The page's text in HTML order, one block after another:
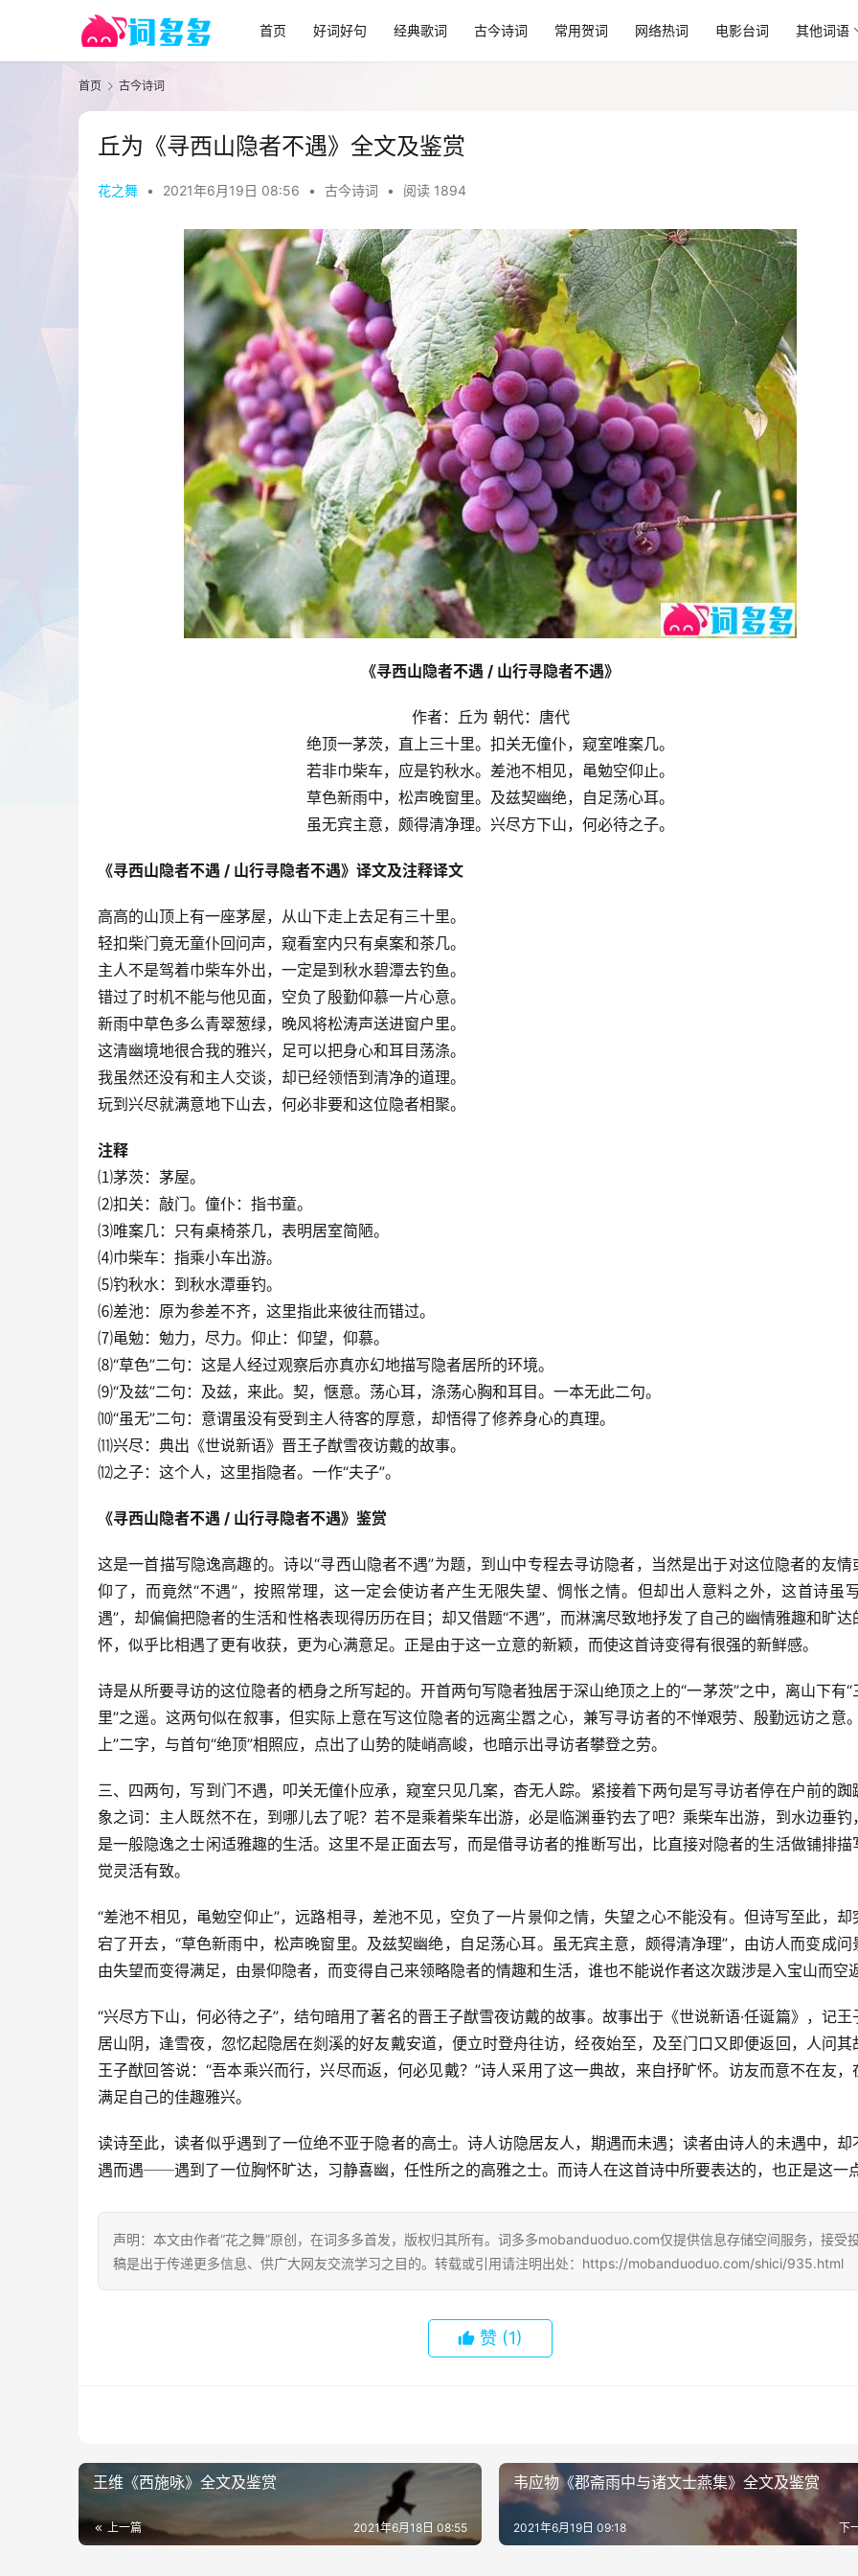
首页 好词好句 经典歌词 古今诗词 常用贺词 网络热词 电影台词 其他词语
首页 古今诗词
丘为《寻西山隐者不遇》全文及鉴赏
花之舞 • 2021年6月19日 08:56 • 古今诗词 • 阅读 1894
《寻西山隐者不遇 / 山行寻隐者不遇》
作者：丘为 朝代：唐代
绝顶一茅茨，直上三十里。扣关无僮仆，窥室唯案几。
若非巾柴车，应是钓秋水。差池不相见，黾勉空仰止。
草色新雨中，松声晚窗里。及兹契幽绝，自足荡心耳。
虽无宾主意，颇得清净理。兴尽方下山，何必待之子。
《寻西山隐者不遇 / 山行寻隐者不遇》译文及注释译文
高高的山顶上有一座茅屋，从山下走上去足有三十里。
轻扣柴门竟无童仆回问声，窥看室内只有桌案和茶几。
主人不是驾着巾柴车外出，一定是到秋水碧潭去钓鱼。
错过了时机不能与他见面，空负了殷勤仰慕一片心意。
新雨中草色多么青翠葱绿，晚风将松涛声送进窗户里。
这清幽境地很合我的雅兴，足可以把身心和耳目荡涤。
我虽然还没有和主人交谈，却已经领悟到清净的道理。
玩到兴尽就满意地下山去，何必非要和这位隐者相聚。
注释
⑴茅茨：茅屋。
⑵扣关：敲门。僮仆：指书童。
⑶唯案几：只有桌椅茶几，表明居室简陋。
⑷巾柴车：指乘小车出游。
⑸钓秋水：到秋水潭垂钓。
⑹差池：原为参差不齐，这里指此来彼往而错过。
⑺黾勉：勉力，尽力。仰止：仰望，仰慕。
⑻“草色”二句：这是人经过观察后亦真亦幻地描写隐者居所的环境。
⑼“及兹”二句：及兹，来此。契，惬意。荡心耳，涤荡心胸和耳目。一本无此二句。
⑽“虽无”二句：意谓虽没有受到主人待客的厚意，却悟得了修养身心的真理。
⑾兴尽：典出《世说新语》晋王子猷雪夜访戴的故事。
⑿之子：这个人，这里指隐者。一作“夫子”。
《寻西山隐者不遇 / 山行寻隐者不遇》鉴赏
这是一首描写隐逸高趣的。诗以“寻西山隐者不遇”为题，到山中专程去寻访隐者，当然是出于对这位隐者的友情
仰了，而竟然“不遇”，按照常理，这一定会使访者产生无限失望、惆怅之情。但却出人意料之外，这首诗虽
遇”，却偏偏把隐者的生活和性格表现得历历在目；却又借题“不遇”，而淋漓尽致地抒发了自己的幽情雅趣和旷达
怀，似乎比相遇了更有收获，更为心满意足。正是由于这一立意的新颖，而使这首诗变得有很强的新鲜感。
诗是从所要寻访的这位隐者的栖身之所写起的。开首两句写隐者独居于深山绝顶之上的“一茅茨”之中，离山下有“
里”之遥。这两句似在叙事，但实际上意在写这位隐者的远离尘嚣之心，兼写寻访者的不惮艰劳、殷勤远访之意
上”二字，与首句“绝顶”相照应，点出了山势的陡峭高峻，也暗示出寻访者攀登之劳。
三、四两句，写到门不遇，叩关无僮仆应承，窥室只见几案，杳无人踪。紧接着下两句是写寻访者停在户前的踟
象之词：主人既然不在，到哪儿去了呢？若不是乘着柴车出游，必是临渊垂钓去了吧？乘柴车出游，到水边垂钓
是一般隐逸之士闲适雅趣的生活。这里不是正面去写，而是借寻访者的推断写出，比直接对隐者的生活做铺排描
觉灵活有致。
“差池不相见，黾勉空仰止”，远路相寻，差池不见，空负了一片景仰之情，失望之心不能没有。但诗写至此，却
宕了开去，“草色新雨中，松声晚窗里。及兹契幽绝，自足荡心耳。虽无宾主意，颇得清净理”，由访人而变成问
由失望而变得满足，由景仰隐者，而变得自己来领略隐者的情趣和生活，谁也不能说作者这次跋涉是入宝山而空返
“兴尽方下山，何必待之子”，结句暗用了著名的晋王子猷雪夜访戴的故事。故事出于《世说新语·任诞篇》，记王
居山阴，逢雪夜，忽忆起隐居在剡溪的好友戴安道，便立时登舟往访，经夜始至，及至门口又即便返回，人问其
王子猷回答说：“吾本乘兴而行，兴尽而返，何必见戴？”诗人采用了这一典故，来自抒旷怀。访友而意不在友，
满足自己的佳趣雅兴。
读诗至此，读者似乎遇到了一位绝不亚于隐者的高士。诗人访隐居友人，期遇而未遇；读者由诗人的未遇中，却
遇而遇──遇到了一位胸怀旷达，习静喜幽，任性所之的高雅之士。而诗人在这首诗中所要表达的，也正是这一点
声明：本文由作者“花之舞”原创，在词多多首发，版权归其所有。词多多mobanduoduo.com仅提供信息存储空间服务，接受
稿是出于传递更多信息、供广大网友交流学习之目的。转载或引用请注明出处：https://mobanduoduo.com/shici/935.html
赞 (1)
王维《西施咏》全文及鉴赏
上一篇 2021年6月18日 08:55
韦应物《郡斋雨中与诸文士燕集》全文及鉴赏
下
2021年6月19日 09:18